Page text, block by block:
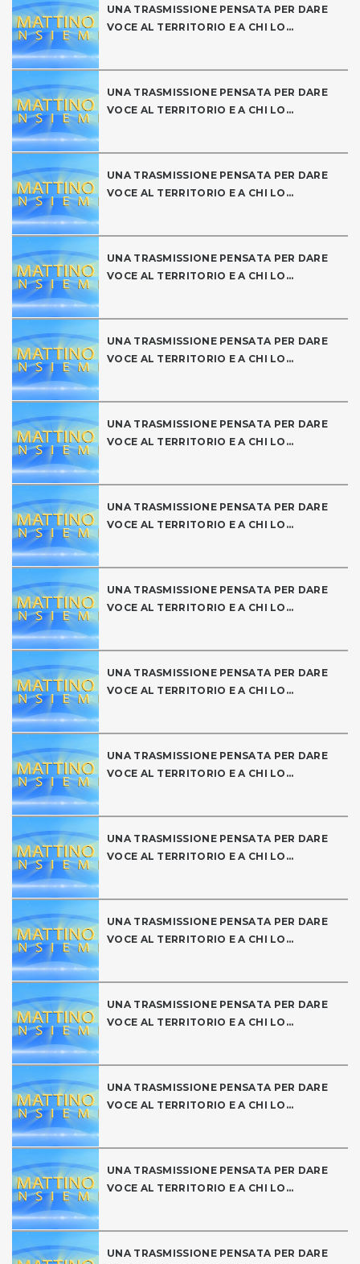
UNA TRASMISSIONE PENSATA PER DARE
VOCE AL TERRITORIO E A CHI LO...
UNA TRASMISSIONE PENSATA PER DARE
VOCE AL TERRITORIO E A CHI LO...
UNA TRASMISSIONE PENSATA PER DARE
VOCE AL TERRITORIO E A CHI LO...
UNA TRASMISSIONE PENSATA PER DARE
VOCE AL TERRITORIO E A CHI LO...
UNA TRASMISSIONE PENSATA PER DARE
VOCE AL TERRITORIO E A CHI LO...
UNA TRASMISSIONE PENSATA PER DARE
VOCE AL TERRITORIO E A CHI LO...
UNA TRASMISSIONE PENSATA PER DARE
VOCE AL TERRITORIO E A CHI LO...
UNA TRASMISSIONE PENSATA PER DARE
VOCE AL TERRITORIO E A CHI LO...
UNA TRASMISSIONE PENSATA PER DARE
VOCE AL TERRITORIO E A CHI LO...
UNA TRASMISSIONE PENSATA PER DARE
VOCE AL TERRITORIO E A CHI LO...
UNA TRASMISSIONE PENSATA PER DARE
VOCE AL TERRITORIO E A CHI LO...
UNA TRASMISSIONE PENSATA PER DARE
VOCE AL TERRITORIO E A CHI LO...
UNA TRASMISSIONE PENSATA PER DARE
VOCE AL TERRITORIO E A CHI LO...
UNA TRASMISSIONE PENSATA PER DARE
VOCE AL TERRITORIO E A CHI LO...
UNA TRASMISSIONE PENSATA PER DARE
VOCE AL TERRITORIO E A CHI LO...
UNA TRASMISSIONE PENSATA PER DARE